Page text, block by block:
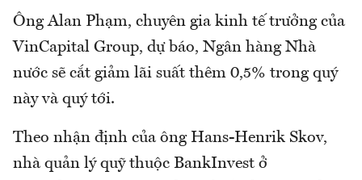
Ông Alan Phạm, chuyên gia kinh tế trưởng của
VinCapital Group, dự báo, Ngân hàng Nhà
nước sẽ cắt giảm lãi suất thêm 0,5% trong quý
này và quý tới.
Theo nhận định của ông Hans-Henrik Skov,
nhà quản lý quỹ thuộc BankInvest ở